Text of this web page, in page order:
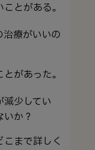
とがある。
療がいいの
があった。
少してい
か？
まで詳しく